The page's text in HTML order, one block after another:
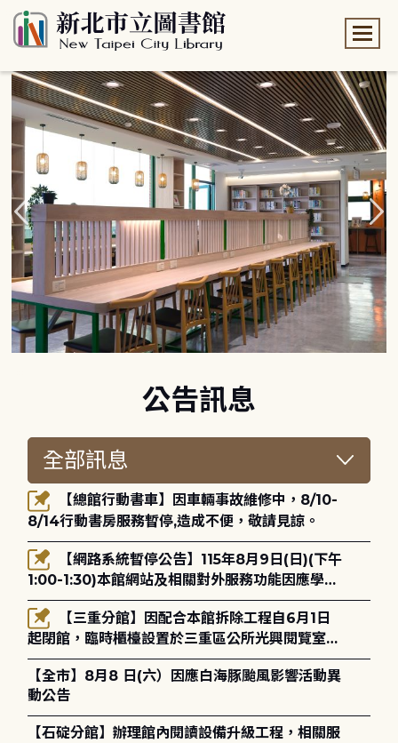
公告訊息
8/14行動書房服務暫停,造成不便，敬請見諒。
1:00-1:30)本館網站及相關對外服務功能因應學術
網路升級更新將暫停服務。
起閉館，臨時櫃檯設置於三重區公所光興閱覽室，
造成不便，敬請見諒。
【全市】8月8 日(六）因應白海豚颱風影響活動異
動公告
【石碇分館】辦理館內閱讀設備升級工程，相關服